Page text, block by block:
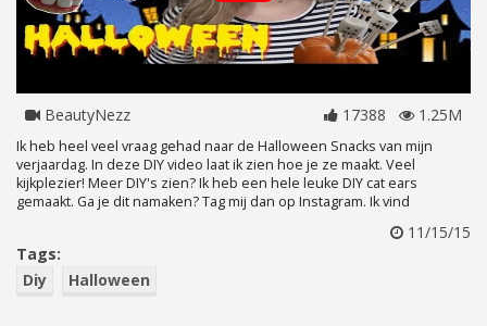
BeautyNezz 17388 1.25M
Ik heb heel veel vraag gehad naar de Halloween Snacks van mijn
verjaardag. In deze DIY video laat ik zien hoe je ze maakt. Veel
kijkplezier! Meer DIY's zien? Ik heb een hele leuke DIY cat ears
gemaakt. Ga je dit namaken? Tag mij dan op Instagram. Ik vind
11/15/15
Tags:
Diy
Halloween